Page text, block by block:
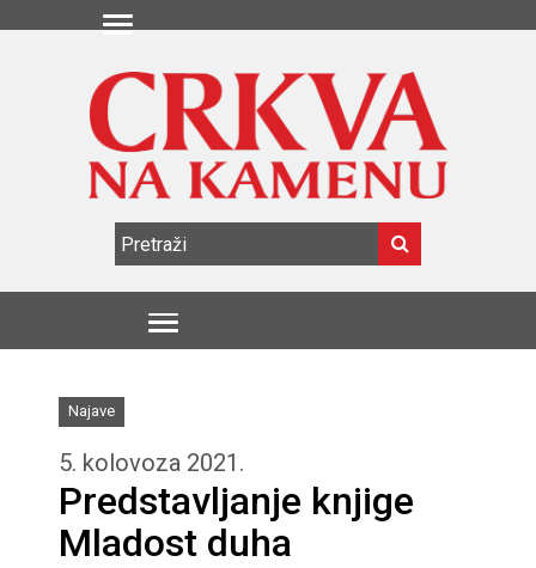
Najave
5. kolovoza 2021.
Predstavljanje knjige
Mladost duha